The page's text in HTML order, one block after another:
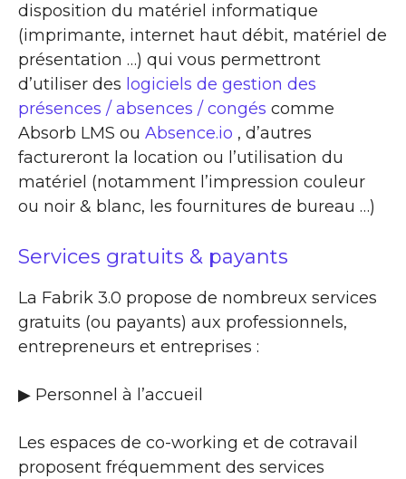
disposition du matériel informatique
(imprimante, internet haut débit, matériel de
présentation …) qui vous permettront
d’utiliser des logiciels de gestion des
présences / absences / congés comme
Absorb LMS ou Absence.io , d’autres
factureront la location ou l’utilisation du
matériel (notamment l’impression couleur
ou noir & blanc, les fournitures de bureau …)
Services gratuits & payants
La Fabrik 3.0 propose de nombreux services
gratuits (ou payants) aux professionnels,
entrepreneurs et entreprises :
▶​ Personnel à l’accueil
Les espaces de co-working et de cotravail
proposent fréquemment des services